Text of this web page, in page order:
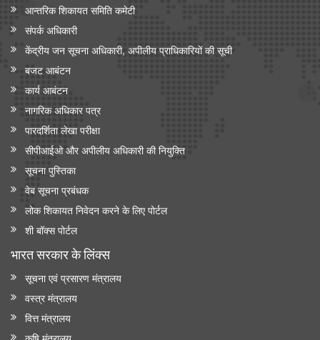
आन्‍तरिक शिकायत समिति कमेटी
संपर्क अधिकारी
केंद्रीय जन सूचना अधिकारी, अपीलीय प्राधिकारियों की सूची
बजट आबंटन
कार्य आबंटन
नागरिक अधिकार पत्र
पारदर्शिता लेखा परीक्षा
सीपीआईओ और अपी‍लीय अधिकारी की नियुक्ति
सूचना पुस्तिका
वेब सूचना प्रबंधक
लोक शिकायत निवेदन करने के लिए पोर्टल
शी बॉक्स पोर्टल
भारत सरकार के लिंक्‍स
सूचना एवं प्रसारण मंत्रालय
वस्त्र मंत्रालय
वित्त मंत्रालय